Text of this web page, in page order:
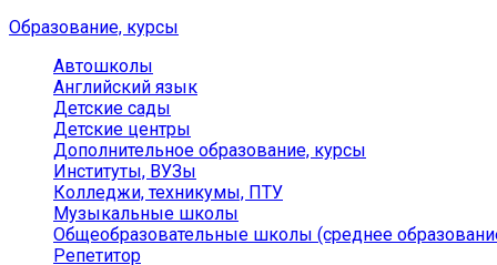
Образование, курсы
Автошколы
Английский язык
Детские сады
Детские центры
Дополнительное образование, курсы
Институты, ВУЗы
Колледжи, техникумы, ПТУ
Музыкальные школы
Общеобразовательные школы (среднее
Репетитор